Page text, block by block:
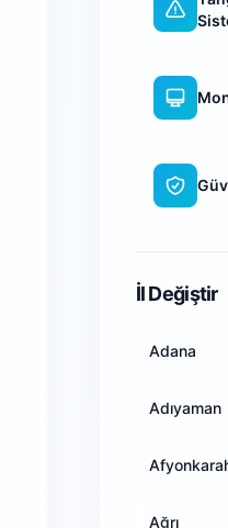
İl Değiştir
Adana
Adıyaman
Ağrı